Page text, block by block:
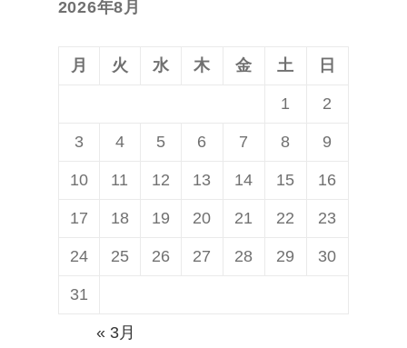
2026年8月
月 火 水 木 金 土 日
1 2
3 4 5 6 7 8 9
10 11 12 13 14 15 16
17 18 19 20 21 22 23
24 25 26 27 28 29 30
31
« 3月